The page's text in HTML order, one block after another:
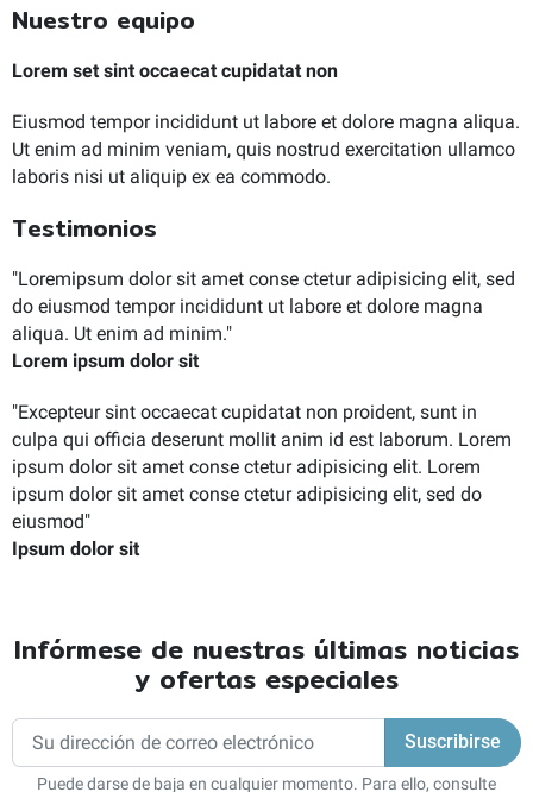
Nuestro equipo
Lorem set sint occaecat cupidatat non
Eiusmod tempor incididunt ut labore et dolore magna aliqua.
Ut enim ad minim veniam, quis nostrud exercitation ullamco
laboris nisi ut aliquip ex ea commodo.
Testimonios
"Loremipsum dolor sit amet conse ctetur adipisicing elit, sed
do eiusmod tempor incididunt ut labore et dolore magna
aliqua. Ut enim ad minim."
Lorem ipsum dolor sit
"Excepteur sint occaecat cupidatat non proident, sunt in
culpa qui officia deserunt mollit anim id est laborum. Lorem
ipsum dolor sit amet conse ctetur adipisicing elit. Lorem
ipsum dolor sit amet conse ctetur adipisicing elit, sed do
eiusmod"
Ipsum dolor sit
Infórmese de nuestras últimas noticias
y ofertas especiales
Puede darse de baja en cualquier momento. Para ello, consulte